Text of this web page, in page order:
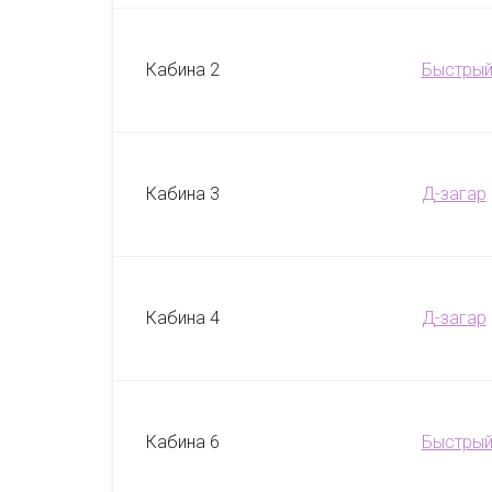
Кабина 2
Кабина 3 Д-загар
Кабина 4 Д-загар
Кабина 6